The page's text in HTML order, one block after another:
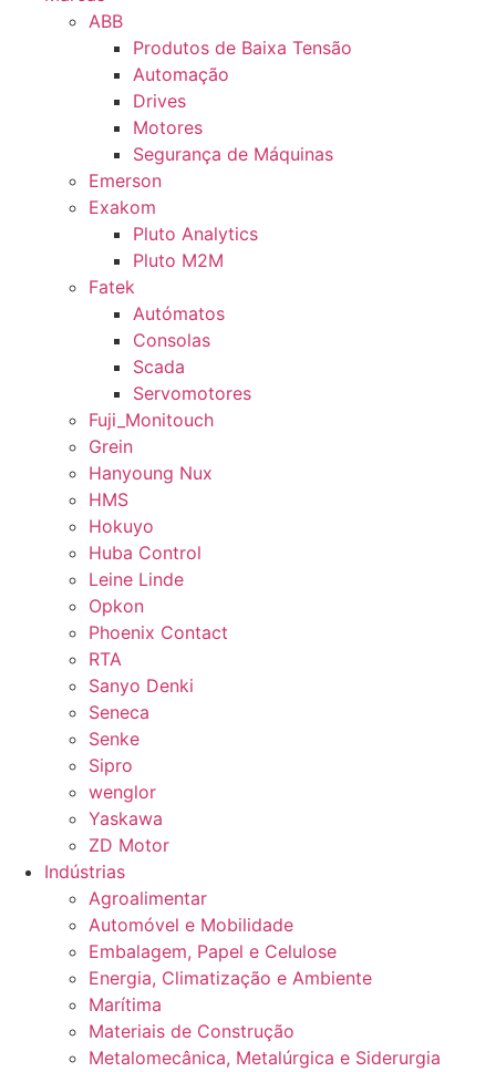
ABB
Produtos de Baixa Tensão
Automação
Drives
Motores
Segurança de Máquinas
Emerson
Exakom
Pluto Analytics
Pluto M2M
Fatek
Autómatos
Consolas
Scada
Servomotores
Fuji_Monitouch
Grein
Hanyoung Nux
HMS
Hokuyo
Huba Control
Leine Linde
Opkon
Phoenix Contact
RTA
Sanyo Denki
Seneca
Senke
Sipro
wenglor
Yaskawa
ZD Motor
Indústrias
Agroalimentar
Automóvel e Mobilidade
Embalagem, Papel e Celulose
Energia, Climatização e Ambiente
Marítima
Materiais de Construção
Metalomecânica, Metalúrgica e Siderurgia